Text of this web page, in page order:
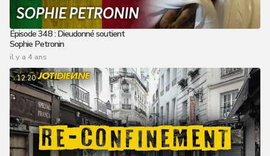
Épisode 348 : Dieudonné soutient
Sophie Petronin
il y a 4 ans
12:20